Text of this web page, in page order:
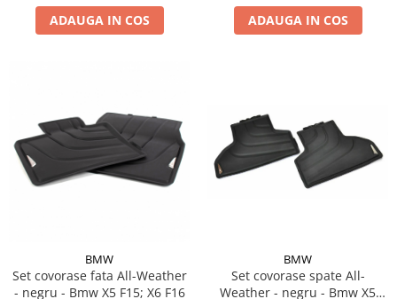
ADAUGA IN COS ADAUGA IN COS
BMW
Set covorase fata All-Weather
- negru - Bmw X5 F15; X6 F16
BMW
Set covorase spate All-
Weather - negru - Bmw X5